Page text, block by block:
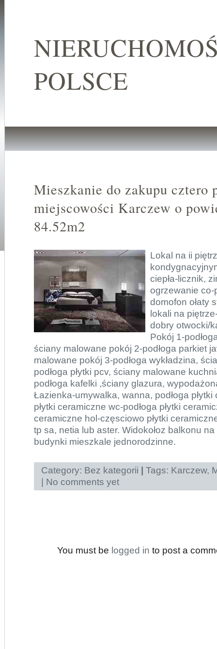
POLSCE
Mieszkanie do zakupu cztero
miejscowości Karczew o
84.52m2
Lokal na ii
ciepła-licznik,
ogrzewanie co-
domofon ołaty
lokali na
dobry otwocki/
Pokój 1-
ściany malowane pokój 2-podłoga parkiet
malowane pokój 3-podłoga wykładzina,
podłoga płytki pcv, ściany malowane
podłoga kafelki ,ściany glazura,
Łazienka-umywalka, wanna, podłoga
płytki ceramiczne wc-podłoga płytki
ceramiczne hol-częsciowo płytki
tp sa, netia lub aster. Widokołoz balkonu
budynki mieszkale jednorodzinne.
Category: Bez kategorii Tags: Karczew,
No comments yet
You must be logged in to post a